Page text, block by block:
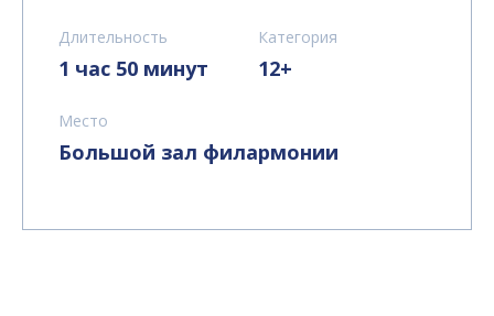
Длительность
1 час 50 минут
Категория
12+
Место
Большой зал филармонии